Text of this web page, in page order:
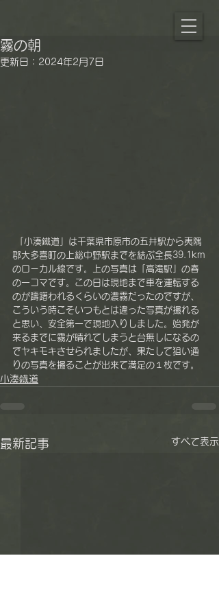
霧の朝
更新日： 2024年2月7日
郡大多喜町の上総中野駅までを結ぶ全長39.1km
のローカル線です。上の写真は「高滝駅」の春
の一コマです。この日は現地まで車を運転する
のが躊躇われるくらいの濃霧だったのですが、
こういう時こそいつもとは違った写真が撮れる
と思い、安全第一で現地入りしました。始発が
来るまでに霧が晴れてしまうと台無しになるの
でヤキモキさせられましたが、果たして狙い通
りの写真を撮ることが出来て満足の１枚です。
小湊鐡道
最新記事 すべて表示